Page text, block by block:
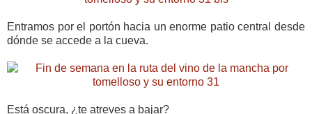
Entramos por el portón hacia un enorme patio central desde
dónde se accede a la cueva.
Está oscura, ¿te atreves a bajar?